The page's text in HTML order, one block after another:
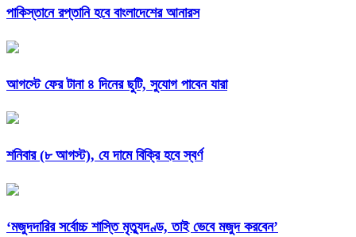
পাকিস্তানে রপ্তানি হবে বাংলাদেশের আনারস
আগস্টে ফের টানা ৪ দিনের ছুটি, সুযোগ পাবেন যারা
শনিবার (৮ আগস্ট), যে দামে বিক্রি হবে স্বর্ণ
‘মজুদদারির সর্বোচ্চ শাস্তি মৃত্যুদণ্ড, তাই ভেবে মজুদ করবেন’